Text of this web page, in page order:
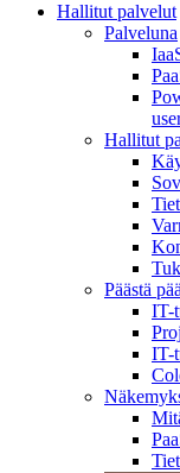
Hallitut palvelut
Palveluna
Hallitut
Päästä
IT-
IT-